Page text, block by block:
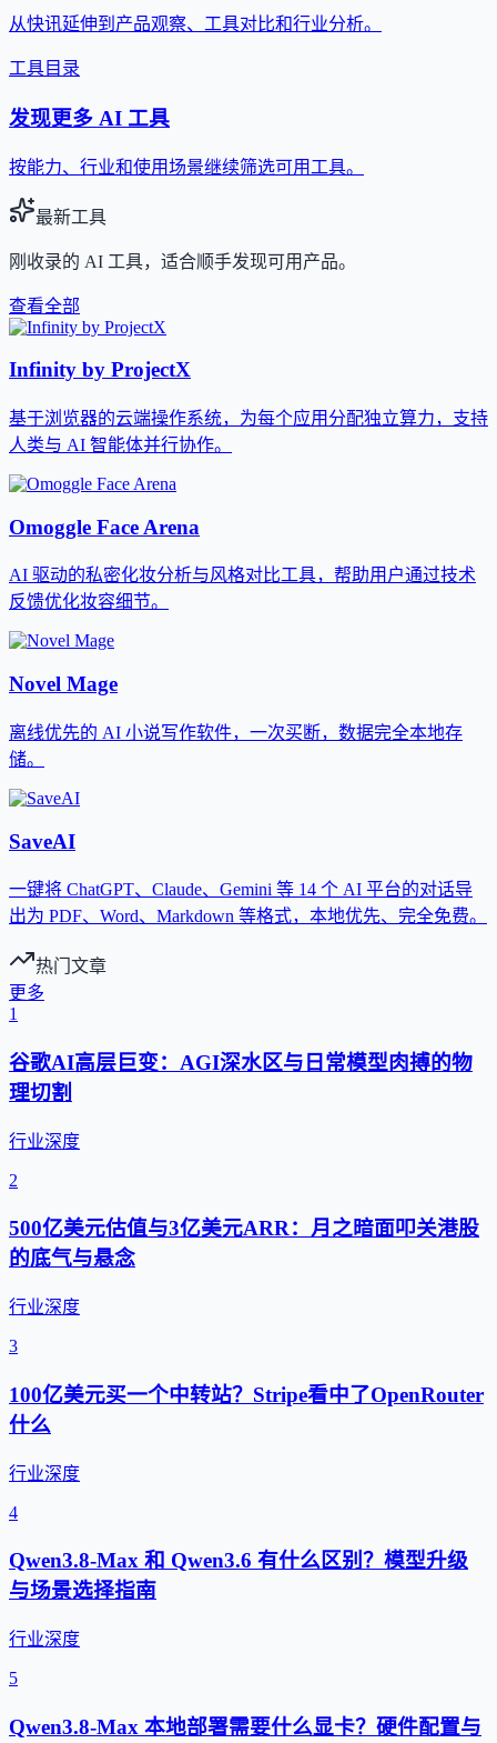
从快讯延伸到产品观察、工具对比和行业分析。
工具目录
发现更多 AI 工具
按能力、行业和使用场景继续筛选可用工具。
最新工具
刚收录的 AI 工具，适合顺手发现可用产品。
查看全部
Infinity by ProjectX
基于浏览器的云端操作系统，为每个应用分配独立算力，支持
人类与 AI 智能体并行协作。
Omoggle Face Arena
AI 驱动的私密化妆分析与风格对比工具，帮助用户通过技术
反馈优化妆容细节。
Novel Mage
离线优先的 AI 小说写作软件，一次买断，数据完全本地存
储。
SaveAI
一键将 ChatGPT、Claude、Gemini 等 14 个 AI 平台的对话导
出为 PDF、Word、Markdown 等格式，本地优先、完全免费。
热门文章
更多
1
谷歌AI高层巨变：AGI深水区与日常模型肉搏的物
理切割
行业深度
2
500亿美元估值与3亿美元ARR：月之暗面叩关港股
的底气与悬念
行业深度
3
100亿美元买一个中转站？Stripe看中了OpenRouter
什么
行业深度
4
Qwen3.8-Max 和 Qwen3.6 有什么区别？模型升级
与场景选择指南
行业深度
5
Qwen3.8-Max 本地部署需要什么显卡？硬件配置与